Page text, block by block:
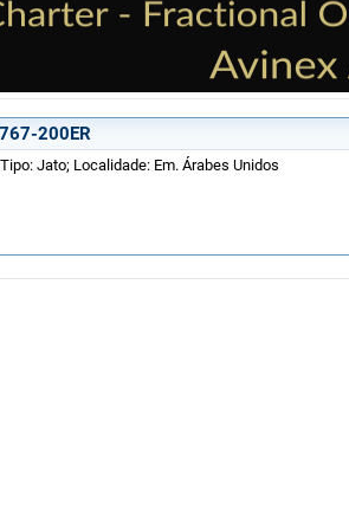
200ER
Jato; Localidade: Em. Árabes Unidos